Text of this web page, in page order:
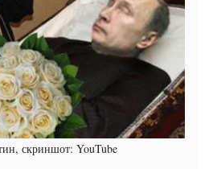
скриншот: YouTube